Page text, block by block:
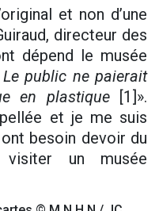
et non d’une
directeur des
dépend le musée
Le public ne paierait
en plastique[1]».
et je me suis
besoin devoir du
un musée